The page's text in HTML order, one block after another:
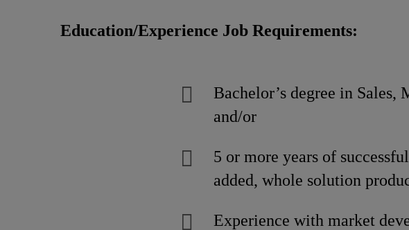
Education/Experience Job Requirements:
Bachelor’s degree in
and/or
5 or more years of
added, whole solution
Experience with market